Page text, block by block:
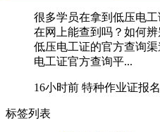
很多学员在拿到低压电
在网上能查到吗？如何
低压电工证的官方查询
电工证官方查询平...
16小时前 特种作业证报
标签列表